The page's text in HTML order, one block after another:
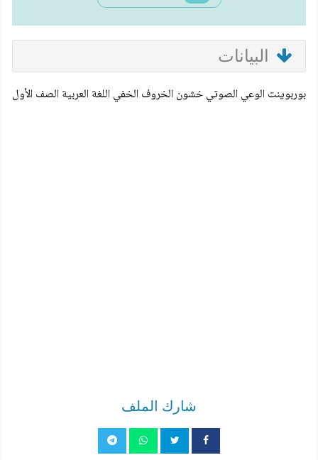
البيانات
بوربوينت الوعي الصوتي خشون الخروف الخفي اللغة العربية الصف الأول
شارك الملف